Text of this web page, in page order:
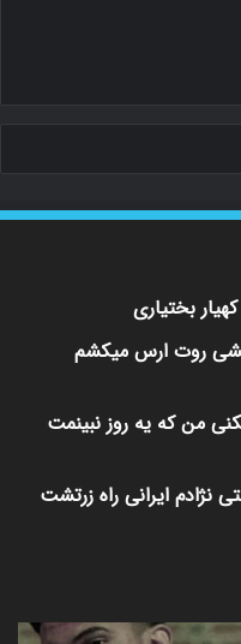
بختیاری
بشی روت ارس میکشم
من که یه روز نبینمت
نژادم ایرانی راه زرتشت